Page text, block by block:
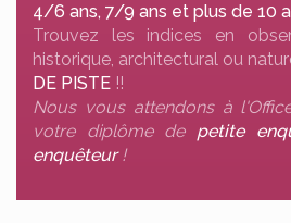
4/6 ans, 7/9 ans et plus de 10
Trouvez les indices en
historique, architectural ou
DE PISTE !!
Nous vous attendons à
votre diplôme de petite
enquêteur!